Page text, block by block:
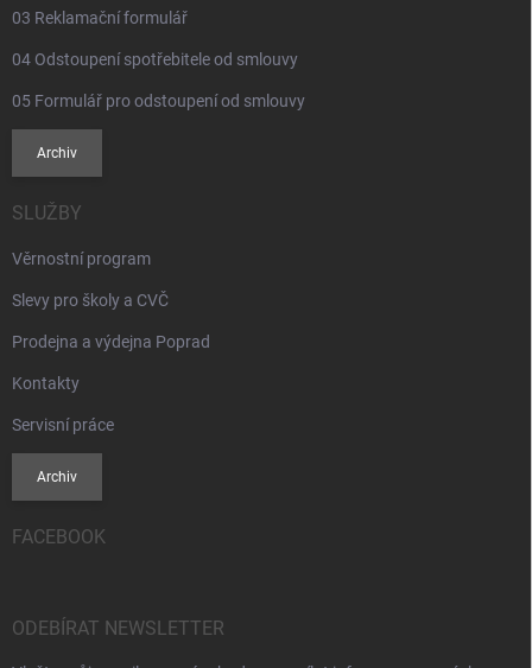
03 Reklamační formulář
04 Odstoupení spotřebitele od smlouvy
05 Formulář pro odstoupení od smlouvy
Archiv
SLUŽBY
Věrnostní program
Slevy pro školy a CVČ
Prodejna a výdejna Poprad
Kontakty
Servisní práce
Archiv
FACEBOOK
ODEBÍRAT NEWSLETTER